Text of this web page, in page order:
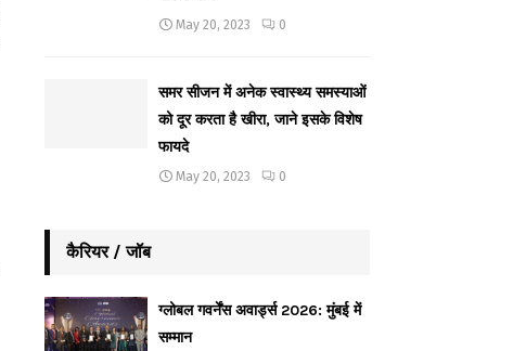
May 20, 2023 0
समर सीजन में अनेक स्वास्थ्य समस्याओं
को दूर करता है खीरा, जाने इसके विशेष
फायदे
May 20, 2023 0
कैरियर / जॉब
ग्लोबल गवर्नेंस अवार्ड्स 2026: मुंबई में
सम्मान